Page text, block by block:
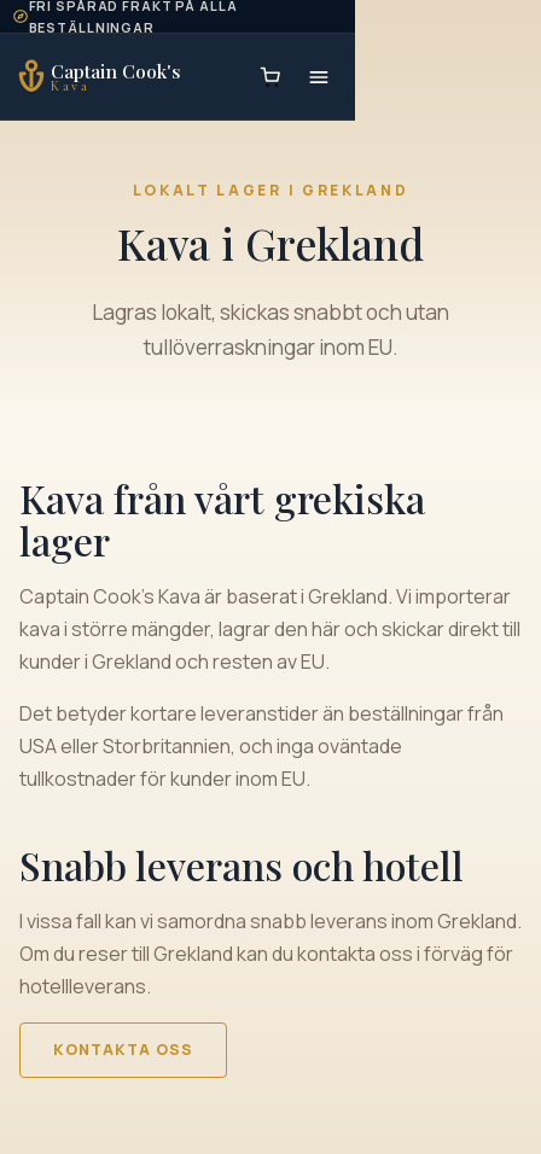
Skip to content
FRI SPÅRAD FRAKT PÅ ALLA
BESTÄLLNINGAR
Captain Cook's
Kava
LOKALT LAGER I GREKLAND
Kava i Grekland
Lagras lokalt, skickas snabbt och utan
tullöverraskningar inom EU.
Kava från vårt grekiska
lager
Captain Cook's Kava är baserat i Grekland. Vi importerar
kava i större mängder, lagrar den här och skickar direkt till
kunder i Grekland och resten av EU.
Det betyder kortare leveranstider än beställningar från
USA eller Storbritannien, och inga oväntade
tullkostnader för kunder inom EU.
Snabb leverans och hotell
I vissa fall kan vi samordna snabb leverans inom Grekland.
Om du reser till Grekland kan du kontakta oss i förväg för
hotellleverans.
KONTAKTA OSS